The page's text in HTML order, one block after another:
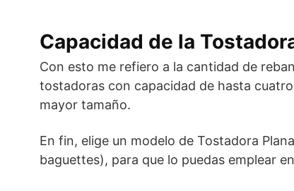
Capacidad de la
Con esto me refiero a la cantidad de
tostadoras con capacidad de hasta
mayor tamaño.
En fin, elige un modelo de Tostadora
baguettes), para que lo puedas emplear